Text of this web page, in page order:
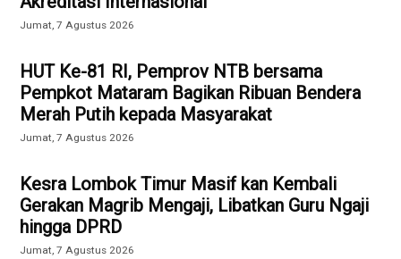
Jumat, 7 Agustus 2026
HUT Ke-81 RI, Pemprov NTB bersama
Pempkot Mataram Bagikan Ribuan Bendera
Merah Putih kepada Masyarakat
Jumat, 7 Agustus 2026
Kesra Lombok Timur Masif kan Kembali
Gerakan Magrib Mengaji, Libatkan Guru Ngaji
hingga DPRD
Jumat, 7 Agustus 2026